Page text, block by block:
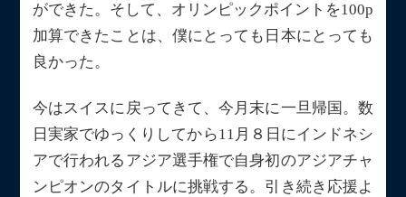
ができた。そして、オリンピックポイントを100p
加算できたことは、僕にとっても日本にとっても
良かった。
今はスイスに戻ってきて、今月末に一旦帰国。数
日実家でゆっくりしてから11月８日にインドネシ
アで行われるアジア選手権で自身初のアジアチャ
ンピオンのタイトルに挑戦する。引き続き応援よ